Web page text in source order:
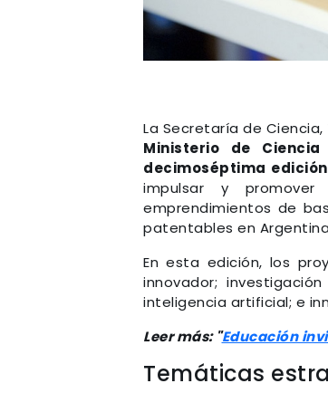
La Secretaría de
Ministerio de
decimoséptima
impulsar y
emprendimientos de
patentables en
En esta edición, los
innovador;
inteligencia artificial; e
Leer más: "Educación
Temáticas